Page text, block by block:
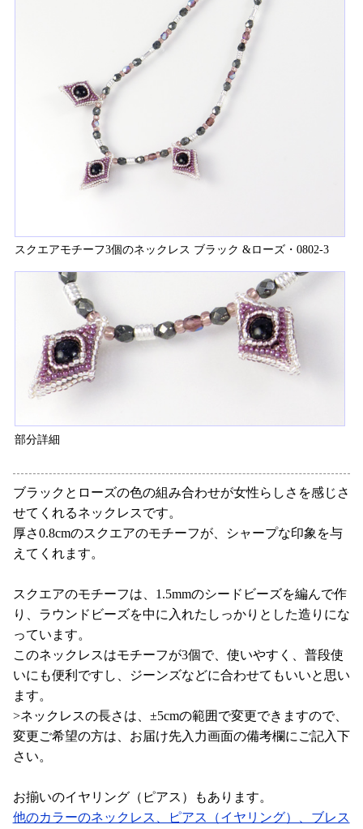
スクエアモチーフ3個のネックレス ブラック &ローズ・0802-3
部分詳細
ブラックとローズの色の組み合わせが女性らしさを感じさ
せてくれるネックレスです。
厚さ0.8cmのスクエアのモチーフが、シャープな印象を与
えてくれます。
スクエアのモチーフは、1.5mmのシードビーズを編んで作
り、ラウンドビーズを中に入れたしっかりとした造りにな
っています。
このネックレスはモチーフが3個で、使いやすく、普段使
いにも便利ですし、ジーンズなどに合わせてもいいと思い
ます。
>ネックレスの長さは、±5cmの範囲で変更できますので、
変更ご希望の方は、お届け先入力画面の備考欄にご記入下
さい。
お揃いのイヤリング（ピアス）もあります。
他のカラーのネックレス、ピアス（イヤリング）、ブレス